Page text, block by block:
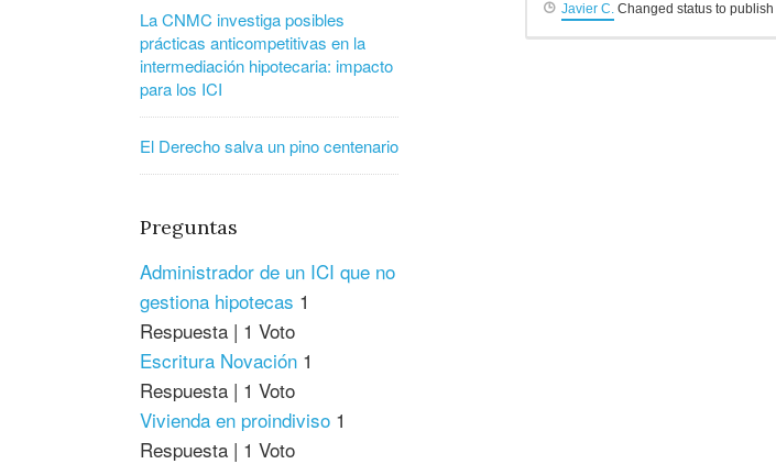
Javier C. Changed status to publish
La CNMC investiga posibles
prácticas anticompetitivas en la
intermediación hipotecaria: impacto
para los ICI
El Derecho salva un pino centenario
Preguntas
Administrador de un ICI que no
gestiona hipotecas 1
Respuesta | 1 Voto
Escritura Novación 1
Respuesta | 1 Voto
Vivienda en proindiviso 1
Respuesta | 1 Voto